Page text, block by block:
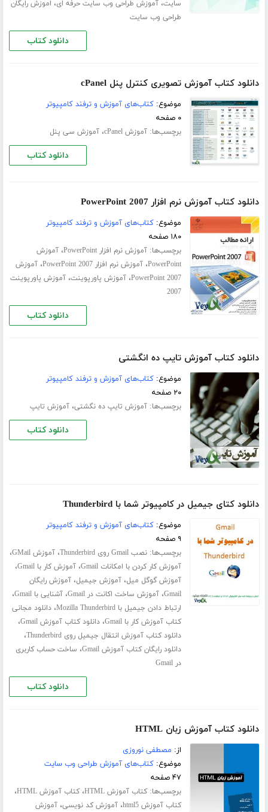
سایت،آموزش طراحی وب سایت حرفه ای، اموزش رایگان
طراحی وب سایت
دانلود کتاب
دانلود کتاب آموزش تصویری کنترل پنل cPanel
موضوع:کتاب‌های آموزش و ترفند کامپیوتر
۰ صفحه
برچسب‌ها:آموزش cPanel ،آموزش سی پنل
دانلود کتاب
دانلود کتاب آموزش نرم افزار PowerPoint 2007
موضوع:کتاب‌های آموزش و ترفند کامپیوتر
۱۸۰ صفحه
برچسب‌ها:آموزش نرم افزار PowerPoint ،آموزش
PowerPoint،آموزش نرم افزار PowerPoint 2007 ،آموزش
PowerPoint 2007،آموزش پاورپوینت،آموزش پاورپوینت
2007
دانلود کتاب
دانلود کتاب آموزش تایپ ده انگشتی
موضوع:کتاب‌های آموزش و ترفند کامپیوتر
۲۰ صفحه
برچسب‌ها:آموزش تایپ ده‌ نگشتی،آموزش تایپ
دانلود کتاب
دانلود کتای جیمیل در کامپیوتر شما با Thunderbird
موضوع:کتاب‌های آموزش و ترفند کامپیوتر
۹ صفحه
برچسب‌ها:نصب Gmail روی Thunderbird ،آموزش GMail ،
آموزش کار کردن با امکانات Gmail ،آموزش کار با Gmail ،
آموزش گوگل میل،آموزش جیمیل،آموزش رایگان
Gmail،آموزش ساخت اکانت در Gmail ،آشنایی با Gmail ،
ارتباط دادن جیمیل با Mozilla Thunderbird ،دانلود مجانی
کتاب آموزش کار با Gmail
،دانلود کتاب آموزش Gmail ،
دانلود کتاب آموزش انتقال جیمیل روی Thunderbird ،
دانلود رایگان کتاب آموزش Gmail ، ساخت حساب کاربری
در Gmail
دانلود کتاب
دانلود کتاب آموزش زبان HTML
از: مصطفی نوروزی
موضوع:کتاب‌های آموزش طراحی وب سایت
۴۷ صفحه
برچسب‌ها:کتاب آموزش HTML ،کتاب آموزش HTML ،
کتاب آموزش html5 ،آموزش کد نویسی،آموزش